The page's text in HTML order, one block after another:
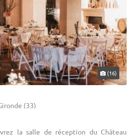
(16)
(33)
la salle de réception du Château